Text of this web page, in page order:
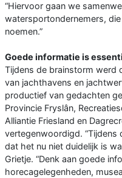
“Hiervoor gaan we
watersportondernemers,
noemen.”
Goede informatie is
Tijdens de brainstorm werd
van jachthavens en
productief van gedachten
Provincie Fryslân,
Alliantie Friesland en
vertegenwoordigd. “Tijdens
dat het nu niet duidelijk is
Grietje. “Denk aan goede
horecagelegenheden,